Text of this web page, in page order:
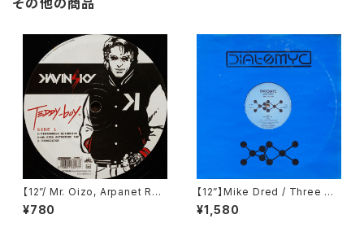
その他の商品
【12”/ Mr. Oizo, Arpanet Re
mix】Kavinsky / Teddy Boy
EP (Record Makers) (REC 2
¥780
【12”】Mike Dred / Three Qu
arks (Diatomyc) (DT 009)
¥1,580